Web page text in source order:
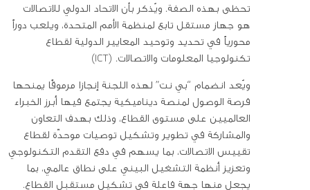
تحظى بهذه الصفة. ويُذكر بأن الاتحاد الدولي للاتصالات
هو جهاز مستقل تابع لمنظمة الأمم المتحدة، ويلعب دوراً
محورياً في تحديد وتوحيد المعايير الدولية لقطاع
تكنولوجيا المعلومات والاتصالات. (ICT)
ويُعد انضمام “بي نت” لهذه اللجنة إنجازا مرموقًا يمنحها
فرصة الوصول لمنصة ديناميكية يجتمع فيها أبرز الخبراء
العالميين على مستوى القطاع، وذلك بهدف التعاون
والمشاركة في تطوير وتشكيل توصيات موحدّة لقطاع
تقييس الاتصالات، بما يسهم في دفع التقدم التكنولوجي
وتعزيز أنظمة التشغيل البيني على نطاق عالمي، بما
يجعل منها جهة فاعلة في تشكيل مستقبل القطاع.